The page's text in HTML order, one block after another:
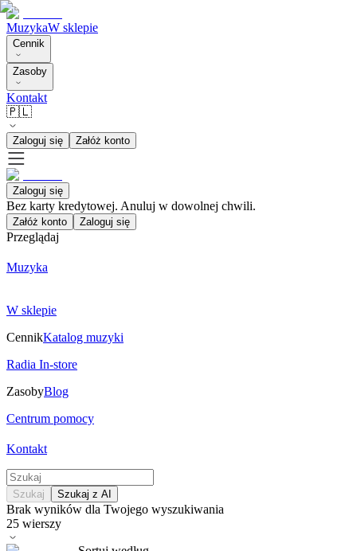
MuzykaW sklepie
Cennik
Zasoby
Kontakt
🇵🇱
Zaloguj się Załóż konto
Zaloguj się
Bez karty kredytowej. Anuluj w dowolnej chwili.
Załóż konto Zaloguj się
Przeglądaj
Muzyka
W sklepie
CennikKatalog muzyki
Radia In-store
ZasobyBlog
Centrum pomocy
Kontakt
Szukaj Szukaj z AI
Brak wyników dla Twojego wyszukiwania
25 wierszy